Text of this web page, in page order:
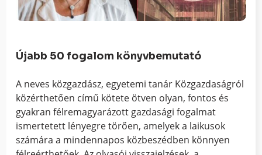
Újabb 50 fogalom könyvbemutató
A neves közgazdász, egyetemi tanár Közgazdaságról
közérthetően című kötete ötven olyan, fontos és
gyakran félremagyarázott gazdasági fogalmat
ismertetett lényegre törően, amelyek a laikusok
számára a mindennapos közbeszédben könnyen